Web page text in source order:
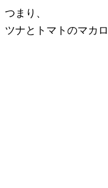
つまり、
ツナとトマトのマカ